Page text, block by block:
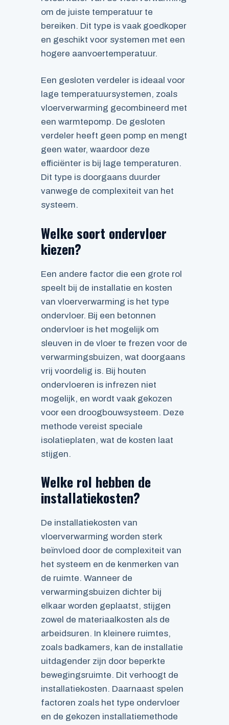
om de juiste temperatuur te
bereiken. Dit type is vaak goedkoper
en geschikt voor systemen met een
hogere aanvoertemperatuur.
Een gesloten verdeler is ideaal voor
lage temperatuursystemen, zoals
vloerverwarming gecombineerd met
een warmtepomp. De gesloten
verdeler heeft geen pomp en mengt
geen water, waardoor deze
efficiënter is bij lage temperaturen.
Dit type is doorgaans duurder
vanwege de complexiteit van het
systeem.
Welke soort ondervloer
kiezen?
Een andere factor die een grote rol
speelt bij de installatie en kosten
van vloerverwarming is het type
ondervloer. Bij een betonnen
ondervloer is het mogelijk om
sleuven in de vloer te frezen voor de
verwarmingsbuizen, wat doorgaans
vrij voordelig is. Bij houten
ondervloeren is infrezen niet
mogelijk, en wordt vaak gekozen
voor een droogbouwsysteem. Deze
methode vereist speciale
isolatieplaten, wat de kosten laat
stijgen.
Welke rol hebben de
installatiekosten?
De installatiekosten van
vloerverwarming worden sterk
beïnvloed door de complexiteit van
het systeem en de kenmerken van
de ruimte. Wanneer de
verwarmingsbuizen dichter bij
elkaar worden geplaatst, stijgen
zowel de materiaalkosten als de
arbeidsuren. In kleinere ruimtes,
zoals badkamers, kan de installatie
uitdagender zijn door beperkte
bewegingsruimte. Dit verhoogt de
installatiekosten. Daarnaast spelen
factoren zoals het type ondervloer
en de gekozen installatiemethode